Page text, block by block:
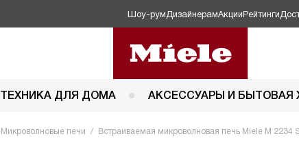
Шоу-рум ДизайнерамАкцииРейтинги
ТЕХНИКА ДЛЯ ДОМА АКСЕССУАРЫ И БЫТОВАЯ
Микроволновые печи Встраиваемая микроволновая печь Miele M 2234